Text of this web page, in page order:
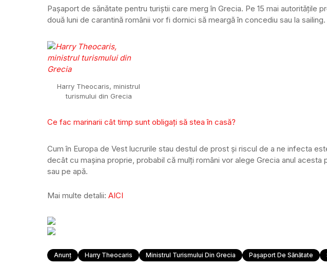
Pașaport de sănătate pentru turiștii care merg în Grecia. Pe 15 mai autoritățile
două luni de carantină românii vor fi dornici să meargă în concediu sau la sailing.
Harry Theocaris, ministrul
turismului din Grecia
Ce fac marinarii cât timp sunt obligați să stea în casă?
Cum în Europa de Vest lucrurile stau destul de prost și riscul de a ne infecta
decât cu mașina proprie, probabil că mulți români vor alege Grecia anul
sau pe apă.
Mai multe detalii: AICI
Anunț Harry Theocaris Ministrul Turismului Din Grecia Pașaport De Sănătate